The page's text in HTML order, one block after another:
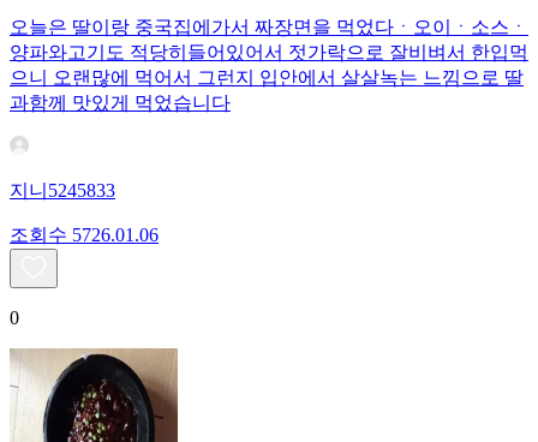
오늘은 딸이랑 중국집에가서 짜장면을 먹었다ㆍ오이ㆍ소스ㆍ
양파와고기도 적당히들어있어서 젓가락으로 잘비벼서 한입먹
으니 오랜많에 먹어서 그런지 입안에서 살살녹는 느낌으로 딸
과함께 맛있게 먹었습니다
지니5245833
조회수 5726.01.06
0